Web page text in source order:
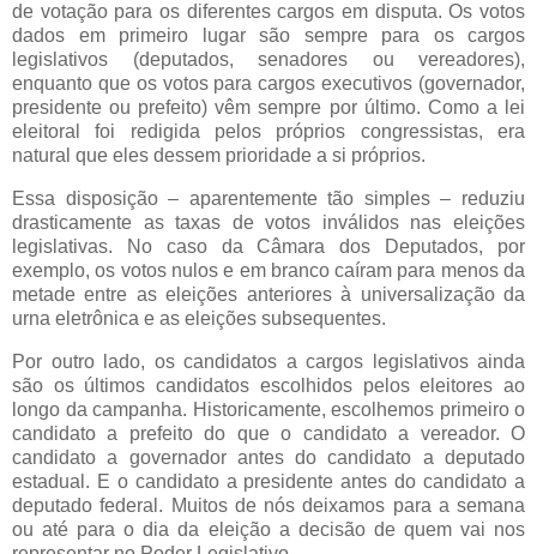
de votação para os diferentes cargos em disputa. Os votos
dados em primeiro lugar são sempre para os cargos
legislativos (deputados, senadores ou vereadores),
enquanto que os votos para cargos executivos (governador,
presidente ou prefeito) vêm sempre por último. Como a lei
eleitoral foi redigida pelos próprios congressistas, era
natural que eles dessem prioridade a si próprios.
Essa disposição – aparentemente tão simples – reduziu
drasticamente as taxas de votos inválidos nas eleições
legislativas. No caso da Câmara dos Deputados, por
exemplo, os votos nulos e em branco caíram para menos da
metade entre as eleições anteriores à universalização da
urna eletrônica e as eleições subsequentes.
Por outro lado, os candidatos a cargos legislativos ainda
são os últimos candidatos escolhidos pelos eleitores ao
longo da campanha. Historicamente, escolhemos primeiro o
candidato a prefeito do que o candidato a vereador. O
candidato a governador antes do candidato a deputado
estadual. E o candidato a presidente antes do candidato a
deputado federal. Muitos de nós deixamos para a semana
ou até para o dia da eleição a decisão de quem vai nos